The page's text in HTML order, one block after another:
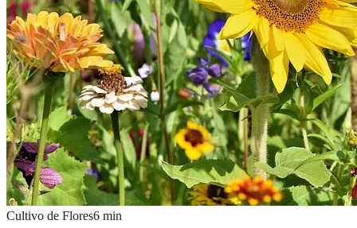
Cultivo de Flores6 min